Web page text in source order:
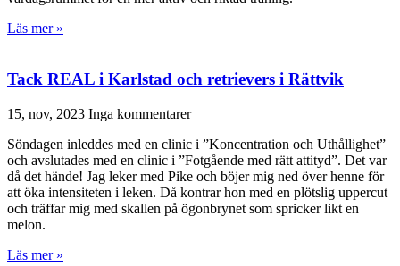
Läs mer »
Tack REAL i Karlstad och retrievers i Rättvik
15, nov, 2023 Inga kommentarer
Söndagen inleddes med en clinic i ”Koncentration och Uthållighet”
och avslutades med en clinic i ”Fotgående med rätt attityd”. Det var
då det hände! Jag leker med Pike och böjer mig ned över henne för
att öka intensiteten i leken. Då kontrar hon med en plötslig uppercut
och träffar mig med skallen på ögonbrynet som spricker likt en
melon.
Läs mer »